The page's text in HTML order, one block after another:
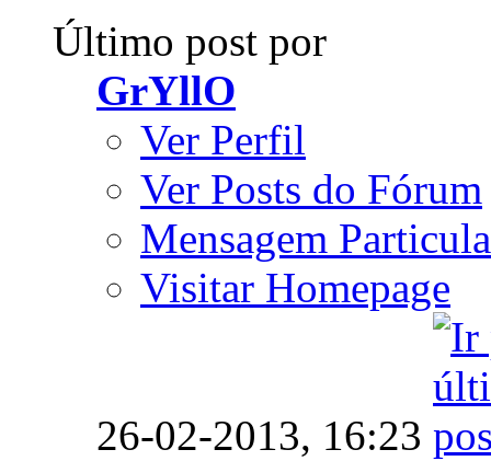
Último post por
GrYllO
Ver Perfil
Ver Posts do Fórum
Mensagem
Visitar Homepage
26-02-2013, 16:23